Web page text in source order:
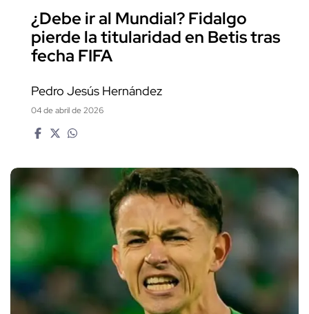
¿Debe ir al Mundial? Fidalgo
pierde la titularidad en Betis tras
fecha FIFA
Pedro Jesús Hernández
04 de abril de 2026